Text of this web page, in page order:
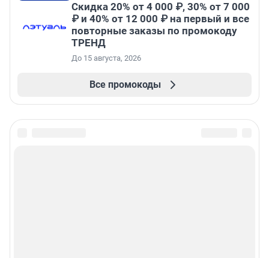
Скидка 20% от 4 000 ₽, 30% от 7 000
₽ и 40% от 12 000 ₽ на первый и все
повторные заказы по промокоду
ТРЕНД
До 15 августа, 2026
Все промокоды